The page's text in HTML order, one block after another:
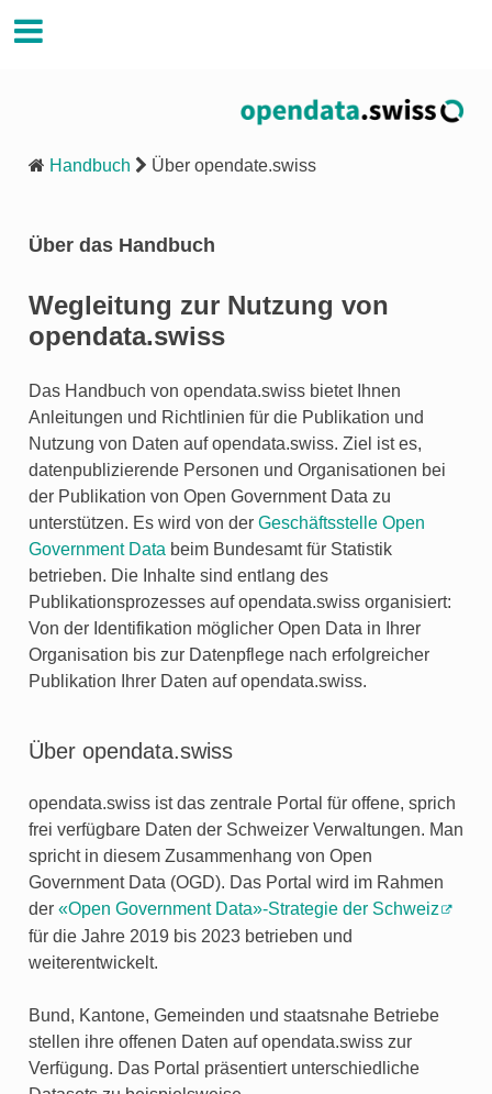
Handbuch Über opendate.swiss
Über das Handbuch
Wegleitung zur Nutzung von
opendata.swiss
Das Handbuch von opendata.swiss bietet Ihnen
Anleitungen und Richtlinien für die Publikation und
Nutzung von Daten auf opendata.swiss. Ziel ist es,
datenpublizierende Personen und Organisationen bei
der Publikation von Open Government Data zu
unterstützen. Es wird von der Geschäftsstelle Open
Government Data beim Bundesamt für Statistik
betrieben. Die Inhalte sind entlang des
Publikationsprozesses auf opendata.swiss organisiert:
Von der Identifikation möglicher Open Data in Ihrer
Organisation bis zur Datenpflege nach erfolgreicher
Publikation Ihrer Daten auf opendata.swiss.
Über opendata.swiss
opendata.swiss ist das zentrale Portal für offene, sprich
frei verfügbare Daten der Schweizer Verwaltungen. Man
spricht in diesem Zusammenhang von Open
Government Data (OGD). Das Portal wird im Rahmen
der «Open Government Data»-Strategie der Schweiz
für die Jahre 2019 bis 2023 betrieben und
weiterentwickelt.
Bund, Kantone, Gemeinden und staatsnahe Betriebe
stellen ihre offenen Daten auf opendata.swiss zur
Verfügung. Das Portal präsentiert unterschiedliche